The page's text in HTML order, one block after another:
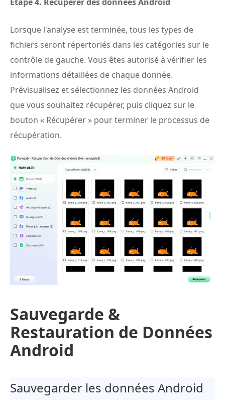
Lorsque l'analyse est terminée, tous les types de
fichiers seront répertoriés dans les catégories sur le
contrôle de gauche. Vous êtes autorisé à vérifier les
informations détaillées de chaque donnée.
Prévisualisez et sélectionnez les données Android
que vous souhaitez récupérer, puis cliquez sur le
bouton « Récupérer » pour terminer le processus de
récupération.
Sauvegarde &
Restauration de Données
Android
Sauvegarder les données Android